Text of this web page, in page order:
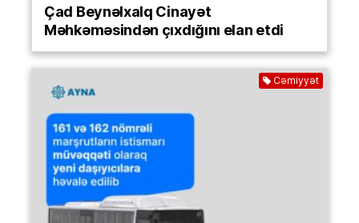
Çad Beynəlxalq Cinayət
Məhkəməsindən çıxdığını elan etdi
Cəmiyyət